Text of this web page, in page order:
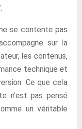
se contente pas
sur la
les contenus,
technique et
Ce que cela
n’est pas pensé
un véritable